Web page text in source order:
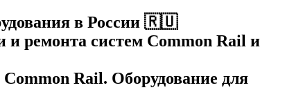
в России 🇷🇺
и ремонта систем Common Rail и
Rail. Оборудование для